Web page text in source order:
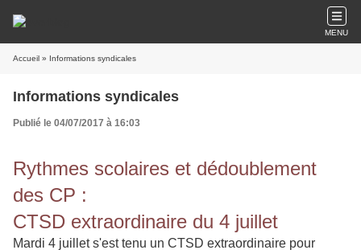
MENU
Accueil » Informations syndicales
Informations syndicales
Publié le 04/07/2017 à 16:03
Rythmes scolaires et dédoublement
des CP :
CTSD extraordinaire du 4 juillet
Mardi 4 juillet s'est tenu un CTSD extraordinaire pour